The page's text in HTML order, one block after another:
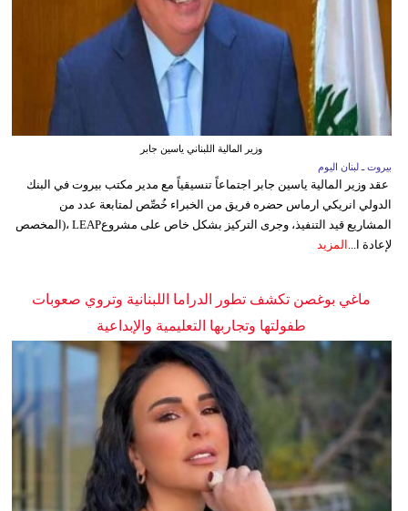
وزير المالية اللبناني ياسين جابر
بيروت ـ لبنان اليوم
عقد وزير المالية ياسين جابر اجتماعاً تنسيقياً مع مدير مكتب بيروت في البنك
الدولي انريكي ارماس حضره فريق من الخبراء خُصِّص لمتابعة عدد من
المشاريع قيد التنفيذ، وجرى التركيز بشكل خاص على مشروعLEAP ،(المخصص
لإعادة ا... المزيد
ماغي بوغصن تكشف تطور الدراما اللبنانية وتروي صعوبات
طفولتها وتجاربها التعليمية والإبداعية